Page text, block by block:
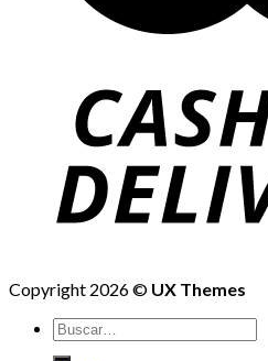
Copyright 2026 © UX Themes
Buscar
por: